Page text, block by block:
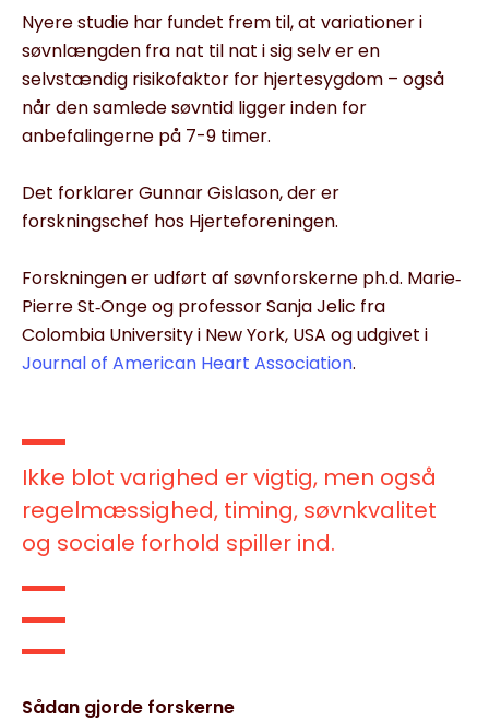
Nyere studie har fundet frem til, at variationer i
søvnlængden fra nat til nat i sig selv er en
selvstændig risikofaktor for hjertesygdom – også
når den samlede søvntid ligger inden for
anbefalingerne på 7-9 timer.
Det forklarer Gunnar Gislason, der er
forskningschef hos Hjerteforeningen.
Forskningen er udført af søvnforskerne ph.d. Marie‐
Pierre St‐Onge og professor Sanja Jelic fra
Colombia University i New York, USA og udgivet i
Journal of American Heart Association.
Ikke blot varighed er vigtig, men også
regelmæssighed, timing, søvnkvalitet
og sociale forhold spiller ind.
Sådan gjorde forskerne